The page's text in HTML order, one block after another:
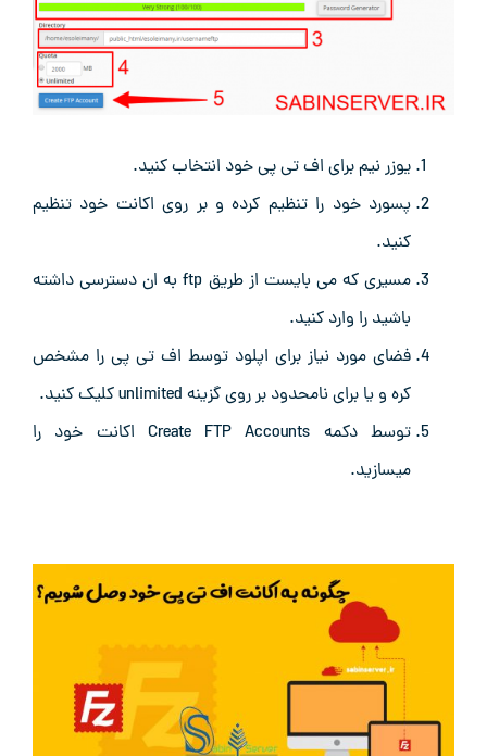
یوزر نیم برای اف تی پی خود انتخاب کنید.
پسورد خود را تنظیم کرده و بر روی اکانت خود تنظیم
کنید.
مسیری که می بایست از طریق ftp به ان دسترسی داشته
باشید را وارد کنید.
فضای مورد نیاز برای اپلود توسط اف تی پی را مشخص
کره و یا برای نامحدود بر روی گزینه unlimited کلیک کنید.
توسط دکمه Create FTP Accounts اکانت خود را
میسازید.